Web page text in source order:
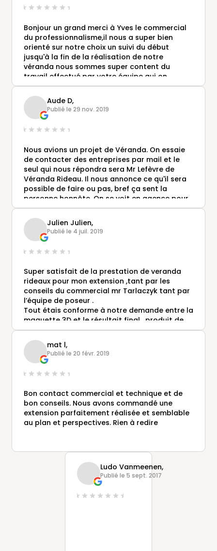
Bonjour un grand merci à Yves le commercial
du professionnalisme,il nous a super bien
orienté sur notre choix un suivi du début
jusqu'à la fin de la réalisation de notre
véranda nous sommes super content du
travail effectué par votre équipe qui on
travaille proprement et sérieusement bravo
les gas ...je recommande à tous encore un
grand merci à vous .
Aude D,
Publié le 29 nov. 2019
Nous avions un projet de Véranda. On essaie
de contacter des entreprises par mail et le
seul qui nous répondra sera Mr Lefèvre de
Véranda Rideau. Il nous annonce ce qu'il sera
possible de faire ou pas, bref ça sent la
personne honnête. On se voit en agence pour
signer, on nous annonce les délais et tout
aura été fait dans les temps... On peut
chercher mais je ne vois pas grand chose à
redire... Ce dossier a été suivi avec
professionnalisme. Merci Mr LEFÈVRE, et bravo
à l'équipe qui est intervenue.
Julien Julien,
Publié le 4 juil. 2019
Super satisfait de la prestation de veranda
rideaux pour mon extension ,tant par les
conseils du commercial mr Tarlaczyk tant par
l’équipe de poseur .
Tout étais conforme à notre demande entre la
maquette 3D et le résultait final , produit de
qualité et rendu superbe .
mat l,
Publié le 20 févr. 2019
Bon contact commercial et technique et de
bon conseils. Nous avons commandé une
extension parfaitement réalisée et semblable
au plan et perspectives. Rien à redire
Ludo Vanmeenen,
Publié le 5 sept. 2017